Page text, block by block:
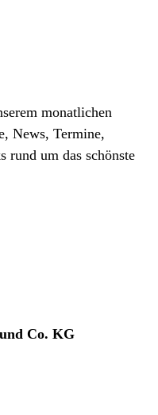
monatlichen
News, Termine,
rund um das schönste
Co. KG